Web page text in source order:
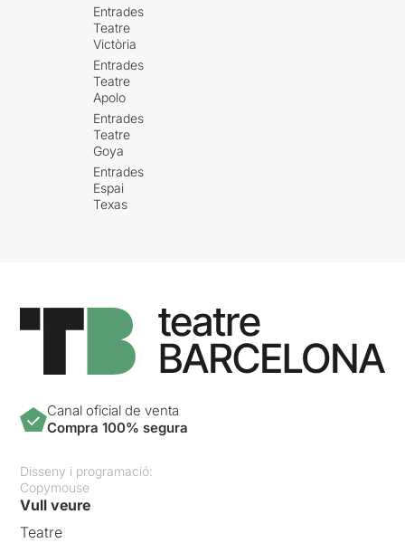
Entrades
Teatre
Victòria
Entrades
Teatre
Apolo
Entrades
Teatre
Goya
Entrades
Espai
Texas
Canal oficial de venta
Compra 100% segura
Disseny i programació:
Copymouse
Vull veure
Teatre